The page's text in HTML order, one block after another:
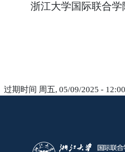
浙江大学国际联合学
过期时间 周五, 05/09/2025 - 12:00